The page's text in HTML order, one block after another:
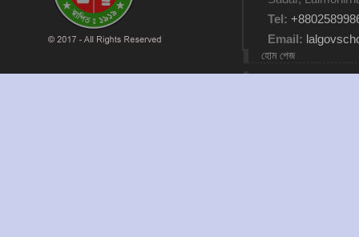
Tel:
Email:
হোম পেজ
আমাদের কথা